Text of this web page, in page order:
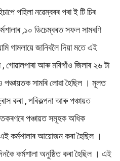
পহিলা নৱেম্বৰৰ পৰা ই টি চিৰ
,১০ ডিচেম্বৰত সফল সামৰণি
গামলায়ে জানিবলৈ দিয়া মতে এই
গোৱালপাৰা আৰু মৰিগাঁও জিলাৰ ২৬ টা
সামৰি লোৱা হৈছিল । মূলত
কৰা , পৰিকল্পনা আৰু পঞ্চায়ত
পঞ্চায়ত সমূহক অধিক
কৰ্মশালাৰ আয়োজন কৰা হৈছিল ।
কৰ্মশালা অনুষ্ঠিত কৰা হৈছিল । এই